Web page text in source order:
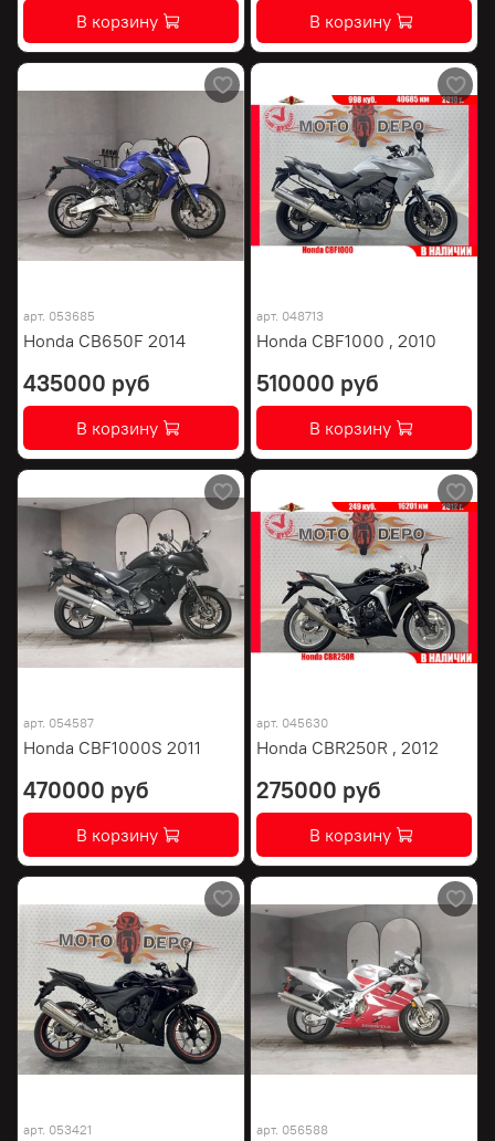
В корзину В корзину
арт. 053685
Honda CB650F 2014
435000 руб
В корзину
арт. 048713
Honda CBF1000 , 2010
510000 руб
В корзину
арт. 054587
Honda CBF1000S 2011
470000 руб
В корзину
арт. 045630
Honda CBR250R , 2012
275000 руб
В корзину
арт. 053421 арт. 056588